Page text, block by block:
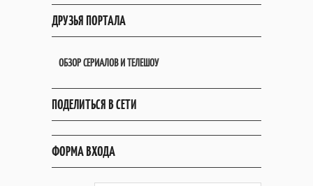
ДРУЗЬЯ ПОРТАЛА
ОБЗОР СЕРИАЛОВ И ТЕЛЕШОУ
ПОДЕЛИТЬСЯ В СЕТИ
ФОРМА ВХОДА